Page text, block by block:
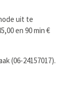
uit te
en 90 min €
(06-24157017).